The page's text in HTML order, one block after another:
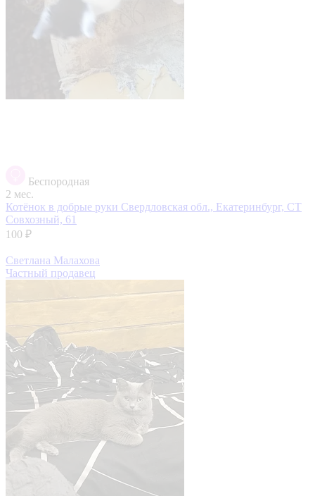
Беспородная
2 мес.
Котёнок в добрые руки Свердловская обл., Екатеринбург, СТ
Совхозный, 61
100 ₽
Светлана Малахова
Частный продавец